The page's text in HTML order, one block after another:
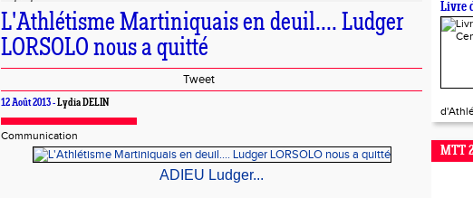
L'Athlétisme Martiniquais en deuil.... Ludger
LORSOLO nous a quitté
Tweet
12 Août 2013 -Lydia DELIN
Communication
ADIEU Ludger...
Livre
MTT